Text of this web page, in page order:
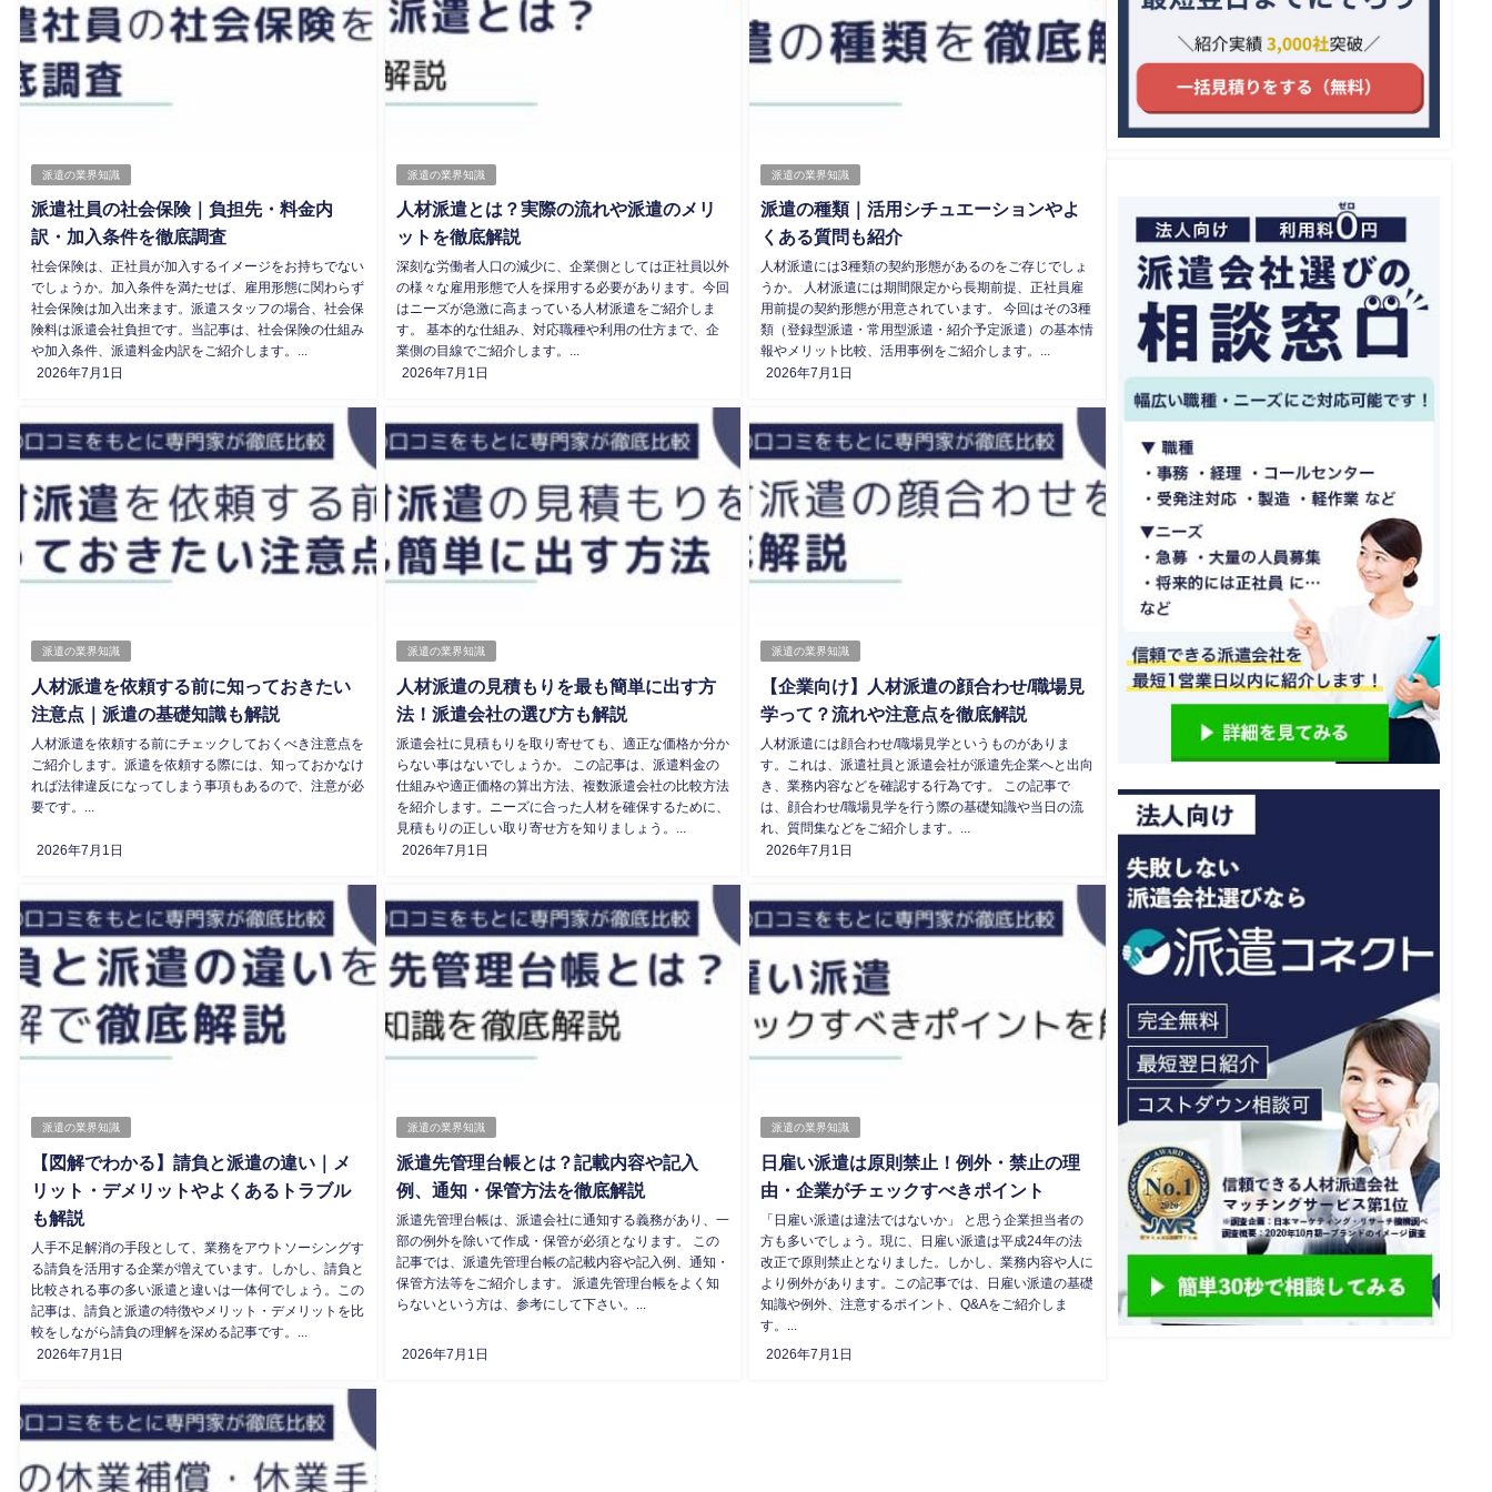
派遣の業界知識
派遣社員の社会保険｜負担先・料金内
訳・加入条件を徹底調査
社会保険は、正社員が加入するイメージをお持ちでない
でしょうか。加入条件を満たせば、雇用形態に関わらず
社会保険は加入出来ます。派遣スタッフの場合、社会保
険料は派遣会社負担です。当記事は、社会保険の仕組み
や加入条件、派遣料金内訳をご紹介します。...
2026年7月1日
派遣の業界知識
人材派遣とは？実際の流れや派遣のメリ
ットを徹底解説
深刻な労働者人口の減少に、企業側としては正社員以外
の様々な雇用形態で人を採用する必要があります。今回
はニーズが急激に高まっている人材派遣をご紹介しま
す。 基本的な仕組み、対応職種や利用の仕方まで、企
業側の目線でご紹介します。...
2026年7月1日
派遣の業界知識
派遣の種類｜活用シチュエーションやよ
くある質問も紹介
人材派遣には3種類の契約形態があるのをご存じでしょ
うか。 人材派遣には期間限定から長期前提、正社員雇
用前提の契約形態が用意されています。 今回はその3種
類（登録型派遣・常用型派遣・紹介予定派遣）の基本情
報やメリット比較、活用事例をご紹介します。...
2026年7月1日
派遣の業界知識
人材派遣を依頼する前に知っておきたい
注意点｜派遣の基礎知識も解説
人材派遣を依頼する前にチェックしておくべき注意点を
ご紹介します。派遣を依頼する際には、知っておかなけ
れば法律違反になってしまう事項もあるので、注意が必
要です。...
2026年7月1日
派遣の業界知識
人材派遣の見積もりを最も簡単に出す方
法！派遣会社の選び方も解説
派遣会社に見積もりを取り寄せても、適正な価格か分か
らない事はないでしょうか。 この記事は、派遣料金の
仕組みや適正価格の算出方法、複数派遣会社の比較方法
を紹介します。ニーズに合った人材を確保するために、
見積もりの正しい取り寄せ方を知りましょう。...
2026年7月1日
派遣の業界知識
【企業向け】人材派遣の顔合わせ/職場見
学って？流れや注意点を徹底解説
人材派遣には顔合わせ/職場見学というものがありま
す。これは、派遣社員と派遣会社が派遣先企業へと出向
き、業務内容などを確認する行為です。 この記事で
は、顔合わせ/職場見学を行う際の基礎知識や当日の流
れ、質問集などをご紹介します。...
2026年7月1日
派遣の業界知識
【図解でわかる】請負と派遣の違い｜メ
リット・デメリットやよくあるトラブル
も解説
人手不足解消の手段として、業務をアウトソーシングす
る請負を活用する企業が増えています。しかし、請負と
比較される事の多い派遣と違いは一体何でしょう。この
記事は、請負と派遣の特徴やメリット・デメリットを比
較をしながら請負の理解を深める記事です。...
2026年7月1日
派遣の業界知識
派遣先管理台帳とは？記載内容や記入
例、通知・保管方法を徹底解説
派遣先管理台帳は、派遣会社に通知する義務があり、一
部の例外を除いて作成・保管が必須となります。 この
記事では、派遣先管理台帳の記載内容や記入例、通知・
保管方法等をご紹介します。 派遣先管理台帳をよく知
らないという方は、参考にして下さい。...
2026年7月1日
派遣の業界知識
日雇い派遣は原則禁止！例外・禁止の理
由・企業がチェックすべきポイント
「日雇い派遣は違法ではないか」 と思う企業担当者の
方も多いでしょう。現に、日雇い派遣は平成24年の法
改正で原則禁止となりました。しかし、業務内容や人に
より例外があります。この記事では、日雇い派遣の基礎
知識や例外、注意するポイント、Q&Aをご紹介しま
す。...
2026年7月1日